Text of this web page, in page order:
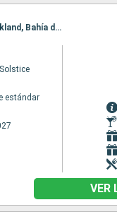
Itinerario : Sidney, Milford sound, Doubtfoul, Dusky sound, Dunedin, Christchurch, Tauranga, Auckland, Bahía de Islandia, Sidney
estándar
VER